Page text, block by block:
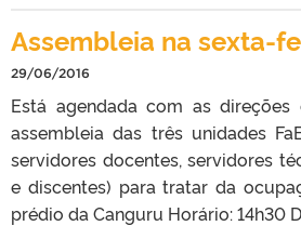
Assembleia na sexta-
29/06/2016
Está agendada com as direções
assembleia das três unidades
servidores docentes, servidores
e discentes) para tratar da
prédio da Canguru Horário: 14h30